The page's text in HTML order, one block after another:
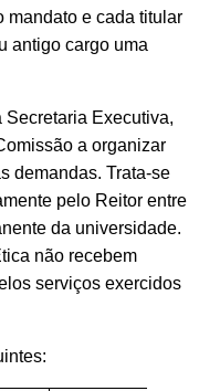
mandato e cada titular
antigo cargo uma
Secretaria Executiva,
a organizar
demandas. Trata-se
pelo Reitor entre
da universidade.
não recebem
serviços exercidos